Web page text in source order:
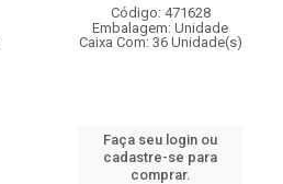
Código: 471628
Embalagem: Unidade
Caixa Com: 36 Unidade(s)
Faça seu login ou
cadastre-se para
comprar.